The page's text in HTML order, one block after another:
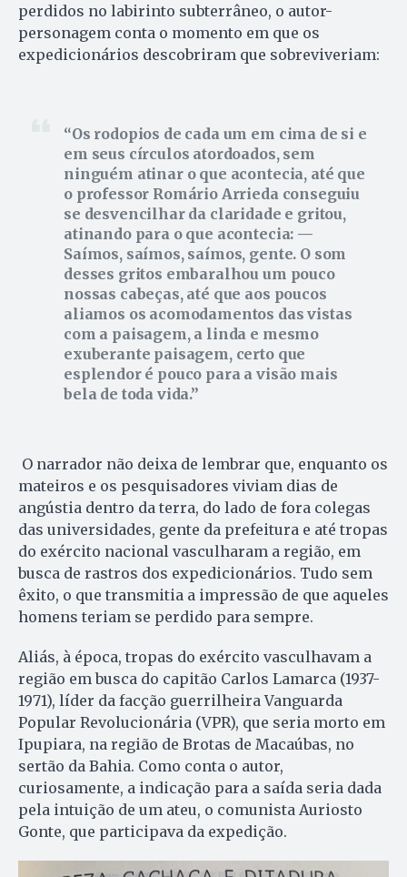
perdidos no labirinto subterrâneo, o autor-
personagem conta o momento em que os
expedicionários descobriram que sobreviveriam:
Os rodopios de cada um em cima de si e
em seus círculos atordoados, sem
ninguém atinar o que acontecia, até que
o professor Romário Arrieda conseguiu
se desvencilhar da claridade e gritou,
atinando para o que acontecia: —
Saímos, saímos, saímos, gente. O som
desses gritos embaralhou um pouco
nossas cabeças, até que aos poucos
aliamos os acomodamentos das vistas
com a paisagem, a linda e mesmo
exuberante paisagem, certo que
esplendor é pouco para a visão mais
bela de toda vida.
O narrador não deixa de lembrar que, enquanto os
mateiros e os pesquisadores viviam dias de
angústia dentro da terra, do lado de fora colegas
das universidades, gente da prefeitura e até tropas
do exército nacional vasculharam a região, em
busca de rastros dos expedicionários. Tudo sem
êxito, o que transmitia a impressão de que aqueles
homens teriam se perdido para sempre.
Aliás, à época, tropas do exército vasculhavam a
região em busca do capitão Carlos Lamarca (1937-
1971), líder da facção guerrilheira Vanguarda
Popular Revolucionária (VPR), que seria morto em
Ipupiara, na região de Brotas de Macaúbas, no
sertão da Bahia. Como conta o autor,
curiosamente, a indicação para a saída seria dada
pela intuição de um ateu, o comunista Auriosto
Gonte, que participava da expedição.